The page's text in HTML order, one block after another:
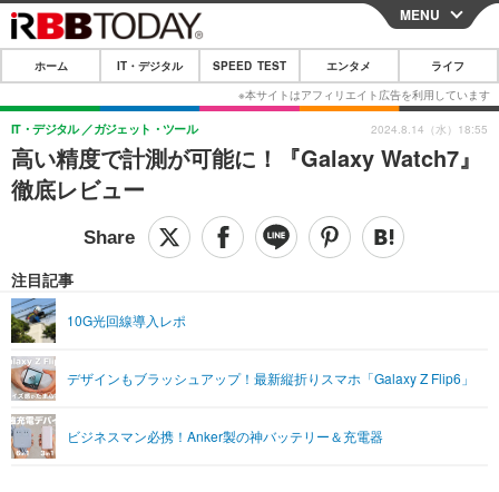
CLOSE
ホーム
IT・デジタル
IT・デジタルTOP スマートフォン
ショッピング その他
SPEED TEST
エンタメTOP 映画・ドラマ
グラビア ブログ
ショッピング その他
ライフTOP
リリース一覧
プッシュ通知の停止方法
MENU
ホーム IT・デジタル SPEED TEST エンタメ ライフ
高い精度で計測が可能に！『Galaxy Watch7』
徹底レビュー
IT・デジタル ガジェット・ツール
注目記事
10G光回線導入レポ
デザインもブラッシュアップ！最新縦折りスマホ「Galaxy Z Flip6」
ビジネスマン必携！Anker製の神バッテリー＆充電器
2024.8.14（水）18:55